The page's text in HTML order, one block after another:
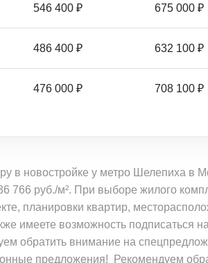
546 400 ₽ 675 000 ₽
486 400 ₽ 632 100 ₽
476 000 ₽ 708 100 ₽
в новостройке у метро Шелепиха
766 руб./м². При выборе жилого
планировки квартир,
имеете возможность подписаться
обратить внимание на
предложения! Рекомендуем